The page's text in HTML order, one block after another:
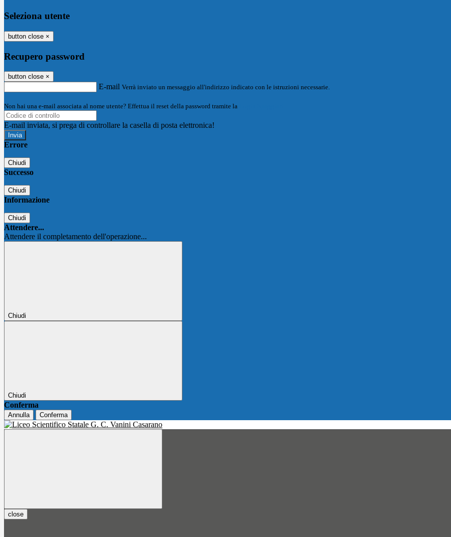
Seleziona utente
button close ×
Recupero password
button close ×
E-mail Verrà inviato un messaggio all'indirizzo indicato con le istruzioni necessarie.
Non hai una e-mail associata al nome utente? Effettua il reset della password tramite la
E-mail inviata, si prega di controllare la casella di posta elettronica!
Errore
Chiudi
Successo
Chiudi
Informazione
Chiudi
Attendere...
Attendere il completamento dell'operazione...
Chiudi
Chiudi
Conferma
Annulla Conferma
close